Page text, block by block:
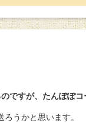
ですが、たんぽぽ
うかと思います。